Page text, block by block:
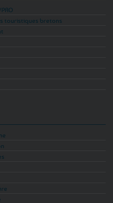
touristiques bretons